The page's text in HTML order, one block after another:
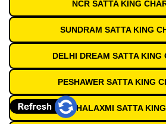
NCR SATTA KING
SUNDRAM SATTA KING
DELHI DREAM SATTA KING
PESHAWER SATTA KING
JAI MAHALAXMI SATTA